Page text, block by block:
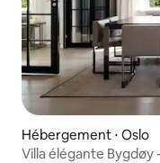
Hébergement ⋅ Oslo
Villa élégante